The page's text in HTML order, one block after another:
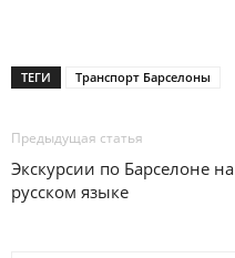
ТЕГИ Транспорт Барселоны
Предыдущая статья
Экскурсии по Барселоне на
русском языке